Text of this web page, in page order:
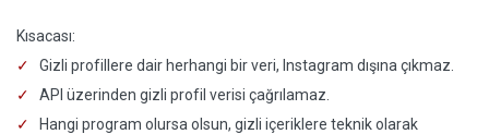
Kısacası:
Gizli profillere dair herhangi bir veri, Instagram dışına çıkmaz.
API üzerinden gizli profil verisi çağrılamaz.
Hangi program olursa olsun, gizli içeriklere teknik olarak